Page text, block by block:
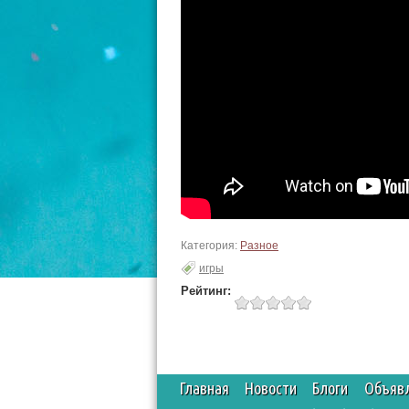
Категория: Разное
игры
Рейтинг:
Главная Новости Блоги